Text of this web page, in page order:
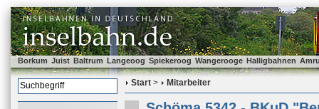
Borkum Juist Baltrum Langeoog Spiekeroog Wangerooge Halligbahnen
Start > Mitarbeiter